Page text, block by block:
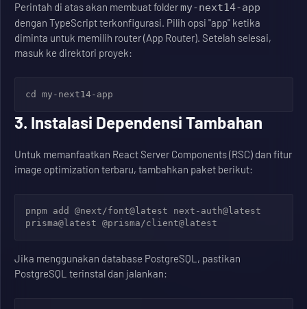
Perintah di atas akan membuat foldermy-next14-app
dengan TypeScript terkonfigurasi. Pilih opsi "app" ketika
diminta untuk memilih router (App Router). Setelah selesai,
masuk ke direktori proyek:
cd my-next14-app
3. Instalasi Dependensi Tambahan
Untuk memanfaatkan React Server Components (RSC) dan fitur
image optimization terbaru, tambahkan paket berikut:
pnpm add @next/font@latest next-auth@latest
prisma@latest @prisma/client@latest
Jika menggunakan database PostgreSQL, pastikan
PostgreSQL terinstal dan jalankan: